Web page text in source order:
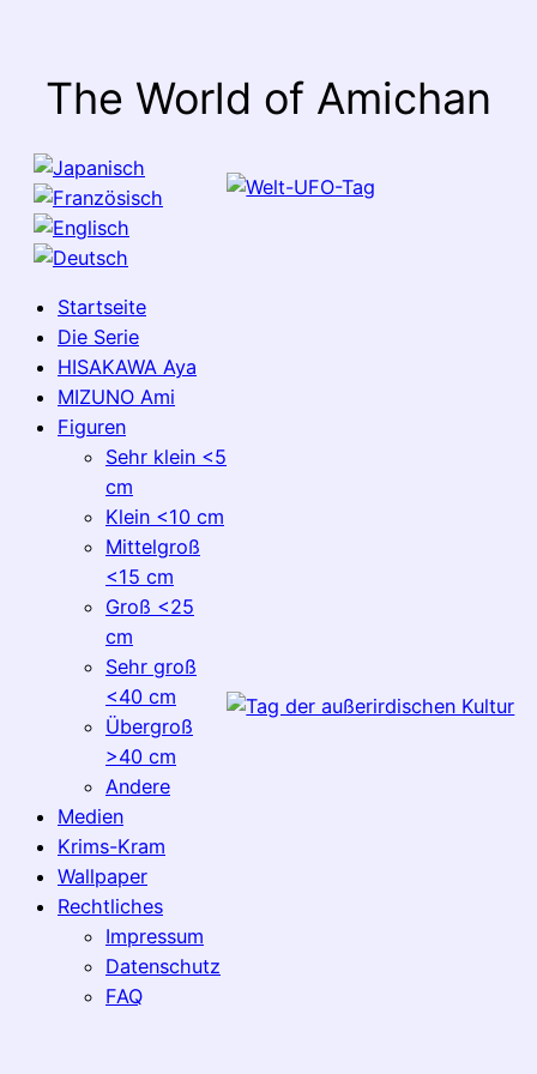
The World of Amichan
Startseite
Die Serie
HISAKAWA Aya
MIZUNO Ami
Figuren
Sehr klein <5
cm
Klein <10 cm
Mittelgroß
<15 cm
Groß <25
cm
Sehr groß
<40 cm
Übergroß
>40 cm
Andere
Medien
Krims-Kram
Wallpaper
Rechtliches
Impressum
Datenschutz
FAQ